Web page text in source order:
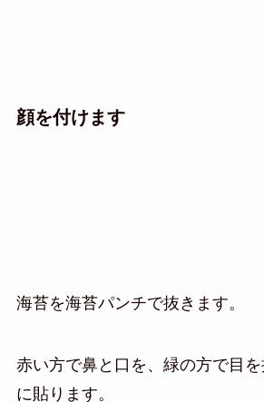
顔を付けます
海苔を海苔パンチで抜きます。
赤い方で鼻と口を、緑の方で目
に貼ります。